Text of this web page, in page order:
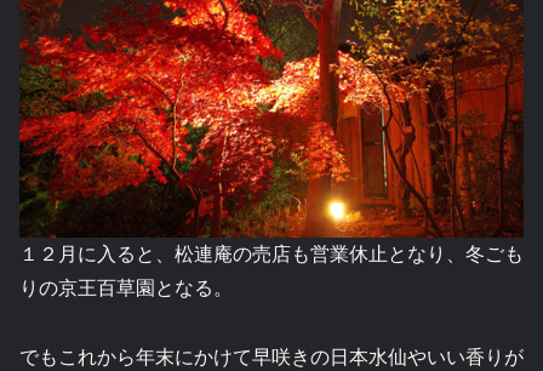
１２月に入ると、松連庵の売店も営業休止となり、冬ごも
りの京王百草園となる。
でもこれから年末にかけて早咲きの日本水仙やいい香りが